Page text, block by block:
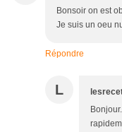
Bonsoir on est
Je suis un oeu
Répondre
L